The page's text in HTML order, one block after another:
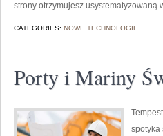
strony otrzymujesz usystematyzowaną
CATEGORIES: NOWE TECHNOLOGIE
Porty i Mariny
spotyka